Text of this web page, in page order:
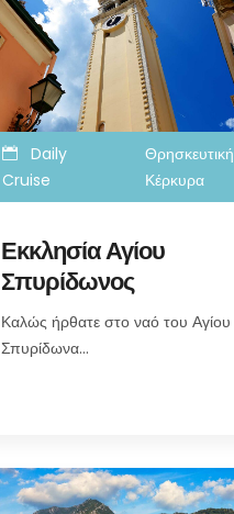
Daily
Cruise
Θρησκευτική
Κέρκυρα
Εκκλησία Αγίου
Σπυρίδωνος
Καλώς ήρθατε στο ναό του Αγίου
Σπυρίδωνα…